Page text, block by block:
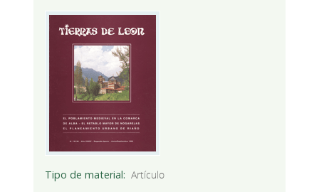
Tipo de material
Artículo